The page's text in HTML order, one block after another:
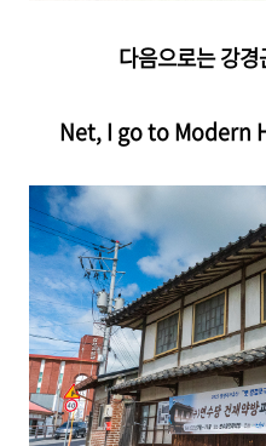
다음으로는 강
Net, I go to Modern